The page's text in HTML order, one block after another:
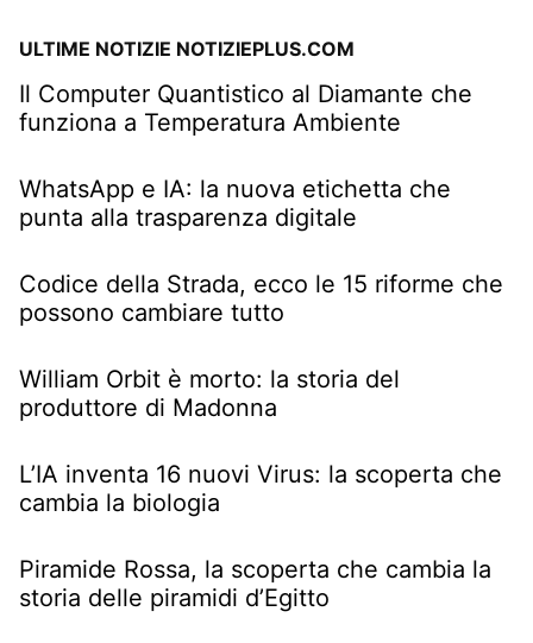
ULTIME NOTIZIE NOTIZIEPLUS.COM
Il Computer Quantistico al Diamante che
funziona a Temperatura Ambiente
WhatsApp e IA: la nuova etichetta che
punta alla trasparenza digitale
Codice della Strada, ecco le 15 riforme che
possono cambiare tutto
William Orbit è morto: la storia del
produttore di Madonna
L’IA inventa 16 nuovi Virus: la scoperta che
cambia la biologia
Piramide Rossa, la scoperta che cambia la
storia delle piramidi d’Egitto